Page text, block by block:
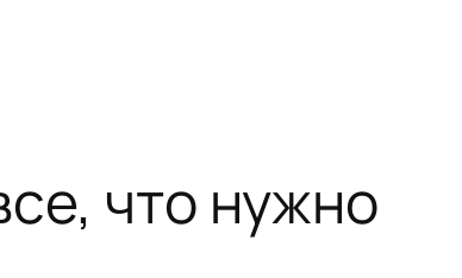
что нужно